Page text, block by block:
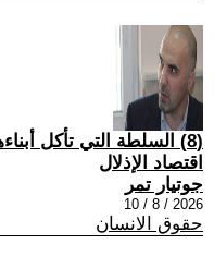
(8) السلطة التي تأكل
اقتصاد الإذلال
جوتيار تمر
2026 / 8 / 10
حقوق الانسان